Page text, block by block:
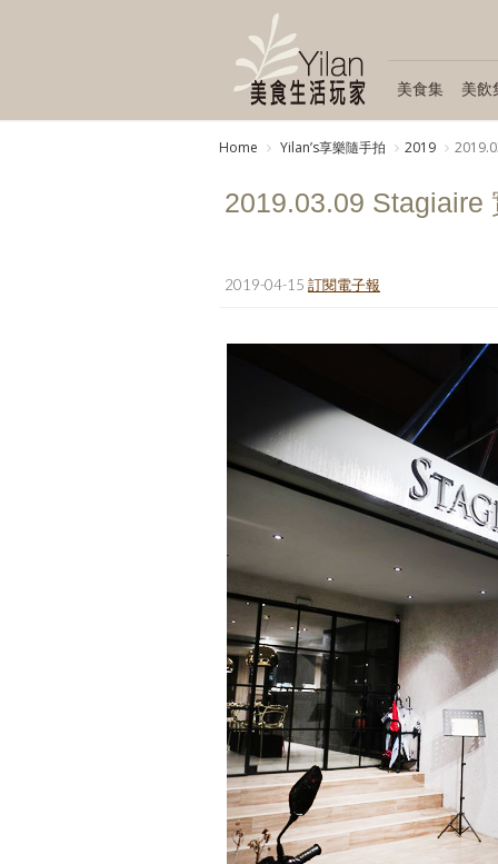
美食集 美飲
Home Yilanʼs享樂隨手拍 2019
2019.03.09 Stagiaire
2019-04-15 訂閱電子報